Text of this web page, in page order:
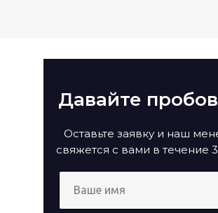
Давайте
Оставьте заявку и наш
свяжется с вами в течение